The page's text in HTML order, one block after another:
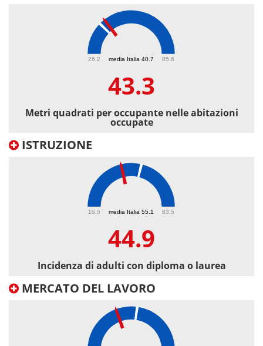
media Italia 40.7
26.2 85.6
43.3
Metri quadrati per occupante nelle abitazioni
occupate
ISTRUZIONE
media Italia 55.1
16.5 83.5
44.9
Incidenza di adulti con diploma o laurea
MERCATO DEL LAVORO